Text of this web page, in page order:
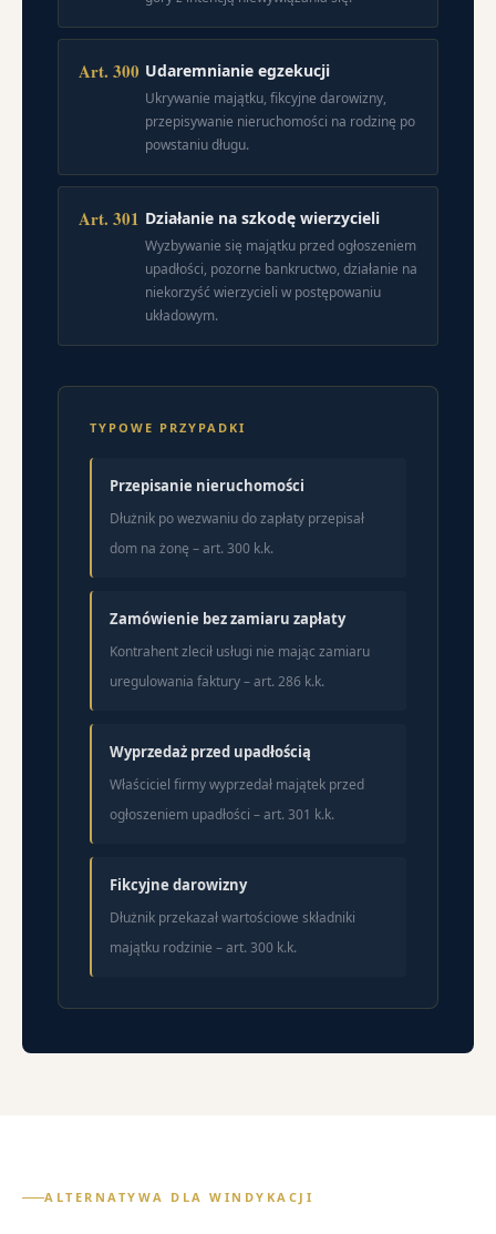
Art. 300 Udaremnianie egzekucji
Ukrywanie majątku, fikcyjne darowizny,
przepisywanie nieruchomości na rodzinę po
powstaniu długu.
Art. 301 Działanie na szkodę wierzycieli
Wyzbywanie się majątku przed ogłoszeniem
upadłości, pozorne bankructwo, działanie na
niekorzyść wierzycieli w postępowaniu
układowym.
TYPOWE PRZYPADKI
Przepisanie nieruchomości
Dłużnik po wezwaniu do zapłaty przepisał
dom na żonę – art. 300 k.k.
Zamówienie bez zamiaru zapłaty
Kontrahent zlecił usługi nie mając zamiaru
uregulowania faktury – art. 286 k.k.
Wyprzedaż przed upadłością
Właściciel firmy wyprzedał majątek przed
ogłoszeniem upadłości – art. 301 k.k.
Fikcyjne darowizny
Dłużnik przekazał wartościowe składniki
majątku rodzinie – art. 300 k.k.
ALTERNATYWA DLA WINDYKACJI